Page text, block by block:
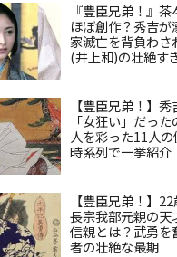
『豊臣兄弟！』
ほぼ創作？秀吉が
家滅亡を背負わさ
(井上和)の壮絶す
【豊臣兄弟！】
「女狂い」だっ
人を彩った11人
時系列で一挙紹介
【豊臣兄弟！】
長宗我部元親の天
信親とは？武勇を
者の壮絶な最期